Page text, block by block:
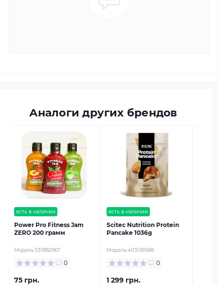
Аналоги других брендов
есть в наличии
Power Pro Fitness Jam
ZERO 200 грамм
Модель:531882967
0
75 грн.
есть в наличии
Scitec Nutrition Protein
Pancake 1036g
Модель:403081686
0
1 299 грн.